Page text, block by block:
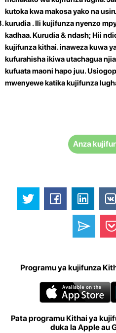
kutoka kwa makosa yako na
kurudia . Ili kujifunza nyenzo
kadhaa. Kurudia & ndash; Hii
kujifunza kithai. inaweza kuwa
kufurahisha ikiwa utachagua
kufuata maoni hapo juu.
mwenyewe katika kujifunza
Anza
Programu ya kujifunza
Pata programu Kithai ya
duka la Apple au